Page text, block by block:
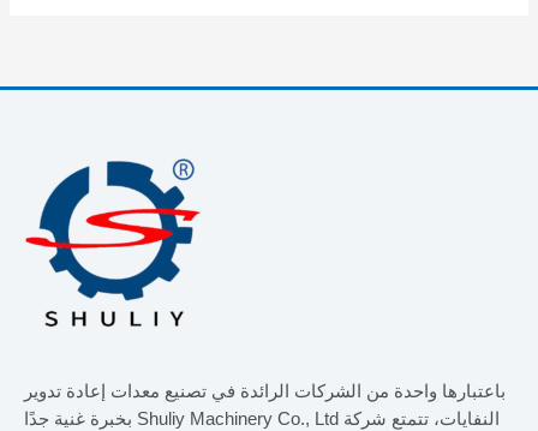
باعتبارها واحدة من الشركات الرائدة في تصنيع معدات إعادة تدوير
النفايات، تتمتع شركة Shuliy Machinery Co., Ltd بخبرة غنية جدًا